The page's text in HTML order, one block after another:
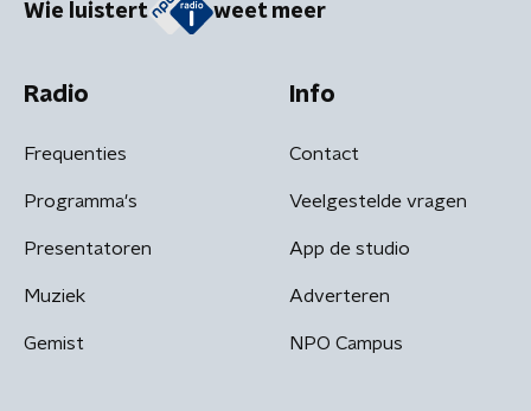
Wie luistert weet meer
Radio
Frequenties
Programma's
Presentatoren
Muziek
Gemist
Info
Contact
Veelgestelde vragen
App de studio
Adverteren
NPO Campus